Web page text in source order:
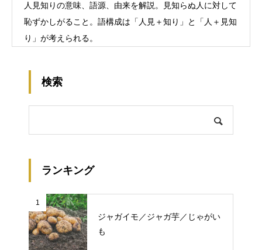
人見知りの意味、語源、由来を解説。見知らぬ人に対して
恥ずかしがること。語構成は「人見＋知り」と「人＋見知
り」が考えられる。
検索
ランキング
1
ジャガイモ／ジャガ芋／じゃがい
も